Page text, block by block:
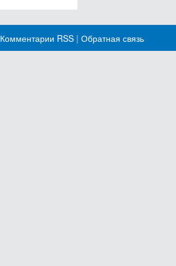
Комментарии RSS | Обратная связь